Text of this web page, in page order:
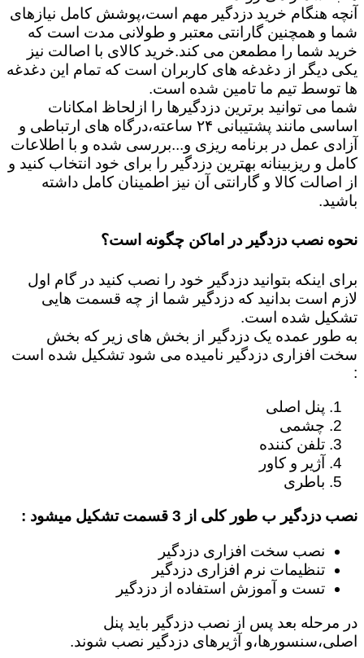
آنچه هنگام خرید دزدگیر مهم است،پوشش کامل نیازهای
شما و همچنین گارانتی معتبر و طولانی مدت است که
خرید شما را مطمعن می کند.خرید کالای با اصالت نیز
یکی دیگر از دغدغه های کاربران است که تمام این دغدغه
ها توسط تیم ما تامین شده است.
شما می توانید برترین دزدگیرها را ازلحاظ امکانات
اساسی مانند پشتیبانی ۲۴ ساعته،درگاه های ارتباطی و
آزادی عمل در برنامه ریزی و...بررسی شده و با اطلاعات
کامل و ریزبینانه بهترین دزدگیر را برای خود انتخاب کنید و
از اصالت کالا و گارانتی آن نیز اطمینان کامل داشته
باشید.
نحوه نصب دزدگیر در اماکن چگونه است؟
برای اینکه بتوانید دزدگیر خود را نصب کنید در گام اول
لازم است بدانید که دزدگیر شما از چه قسمت هایی
تشکیل شده است.
به طور عمده یک دزدگیر از بخش های زیر که بخش
سخت افزاری دزدگیر نامیده می شود تشکیل شده است
:
پنل اصلی
چشمی
تلفن کننده
آژیر و کاور
باطری
نصب دزدگیر ب طور کلی از 3 قسمت تشکیل میشود :
نصب سخت افزاری دزدگیر
تنظیمات نرم افزاری دزدگیر
تست و آموزش استفاده از دزدگیر
در مرحله بعد پس از نصب دزدگیر باید پنل
اصلی،سنسورها،و آژیرهای دزدگیر نصب شوند.